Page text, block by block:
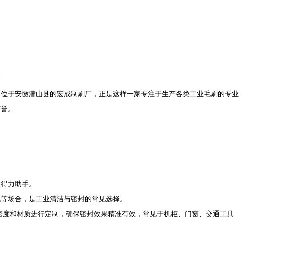
于安徽潜山县的宏成制刷厂，正是这样一家专注于生产各类工业毛刷的专业
。
力助手。
场合，是工业清洁与密封的常见选择。
和材质进行定制，确保密封效果精准有效，常见于机柜、门窗、交通工具